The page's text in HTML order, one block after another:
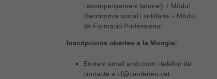
i acompanyament laboral) + Mòdul
d’economia social i solidària + Mòdul
de Formació Professional
Inscripcions obertes a la Mongia:
Enviant email amb nom i telèfon de
contacte a cf@cardedeu.cat